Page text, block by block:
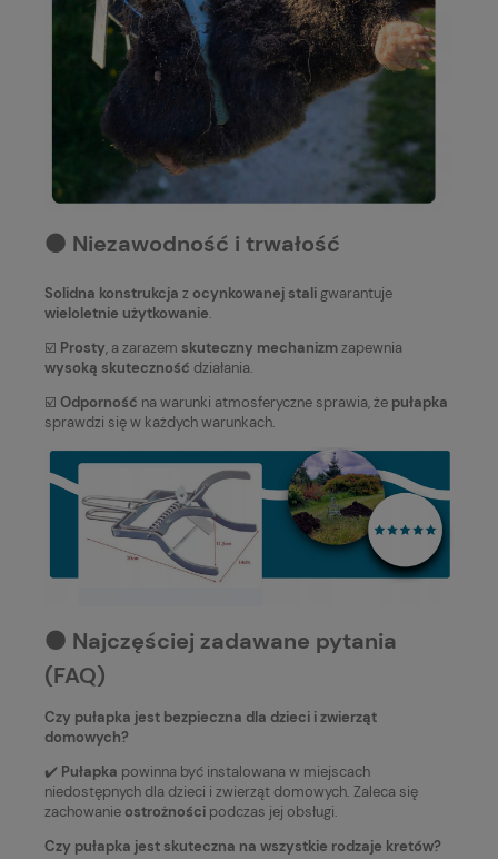
⚫️ Niezawodność i trwałość
Solidna konstrukcja z ocynkowanej stali gwarantuje
wieloletnie użytkowanie.
☑️ Prosty, a zarazem skuteczny mechanizmzapewnia
wysoką skuteczność działania.
☑️ Odporność na warunki atmosferyczne sprawia, że pułapka
sprawdzi się w każdych warunkach.
⚫️ Najczęściej zadawane pytania
(FAQ)
Czy pułapka jest bezpieczna dla dzieci i zwierząt
domowych?
✔️ Pułapka powinna być instalowana w miejscach
niedostępnych dla dzieci i zwierząt domowych. Zaleca się
zachowanie ostrożności podczas jej obsługi.
Czy pułapka jest skuteczna na wszystkie rodzaje kretów?